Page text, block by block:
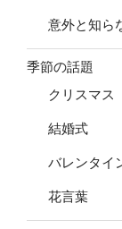
意外と知ら
季節の話題
クリスマス
結婚式
バレンタイ
花言葉